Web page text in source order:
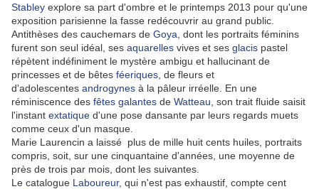
Stabley explore sa part d'ombre et le printemps 2013 pour qu'une
exposition parisienne la fasse redécouvrir au grand public.
Antithèses des cauchemars de Goya , dont les portraits féminins
furent son seul idéal, ses aquarelles vives et ses glacis pastel
répètent indéfiniment le mystère ambigu et hallucinant de
princesses et de bêtes féeriques , de fleurs et
d'adolescentes androgynes à la pâleur irréelle. En une
réminiscence des fêtes galantes de Watteau , son trait fluide saisit
l'instant extatique d'une pose dansante par leurs regards muets
comme ceux d'un masque.
Marie Laurencin a laissé plus de mille huit cents huiles, portraits
compris, soit, sur une cinquantaine d'années, une moyenne de
près de trois par mois, dont les suivantes.
Le catalogue Laboureur, qui n'est pas exhaustif, compte cent